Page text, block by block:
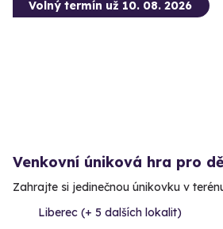
Volný termín už 10. 08. 2026
Venkovní úniková hra pro
Zahrajte si jedinečnou únikovku v
Liberec (+ 5 dalších lokalit)